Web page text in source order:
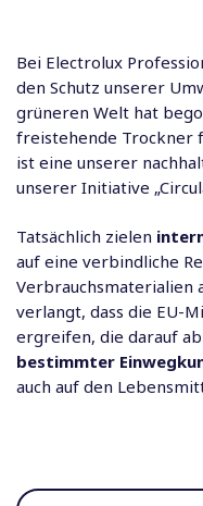
Bei Electrolux
den Schutz unserer
grüneren Welt hat
freistehende Trockner
ist eine unserer
unserer Initiative
Tatsächlich zielen
auf eine verbindliche
Verbrauchsmaterialien
verlangt, dass die EU-
ergreifen, die darauf
bestimmter
auch auf den